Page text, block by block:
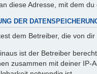
diese Adresse, mit dem
DER
dem Betreiber, die von
ist der Betreiber
zusammen mit deiner